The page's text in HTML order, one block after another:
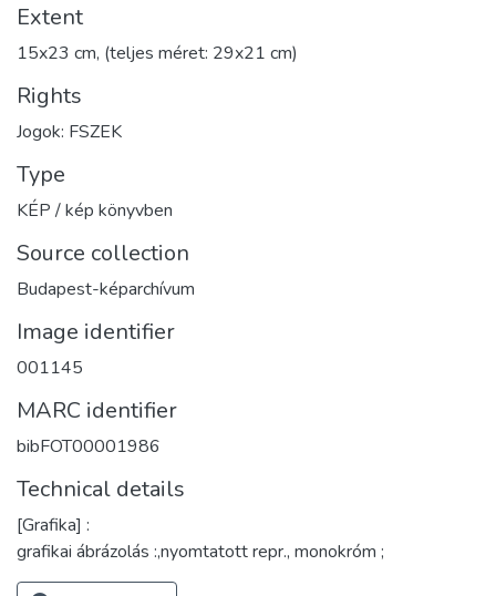
Extent
15x23 cm, (teljes méret: 29x21 cm)
Rights
Jogok: FSZEK
Type
KÉP / kép könyvben
Source collection
Budapest-képarchívum
Image identifier
001145
MARC identifier
bibFOT00001986
Technical details
[Grafika] :
grafikai ábrázolás :,nyomtatott repr., monokróm ;